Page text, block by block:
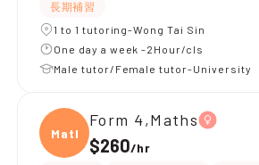
長期補習
1 to 1 tutoring-Wong Tai Sin
One day a week -2Hour/cls
Male tutor/Female tutor-University
Maths
Form 4,Maths
$260/hr